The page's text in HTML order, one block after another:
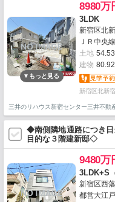
8980万
3LDK
新宿区北
ＪＲ中央
土地
建物
新宿区北新
三井のリハウス新宿センター三井不動
◆南側隣地通路につき
目的な３階建新邸◇
9480万
3LDK+S
新宿区西
都営大江